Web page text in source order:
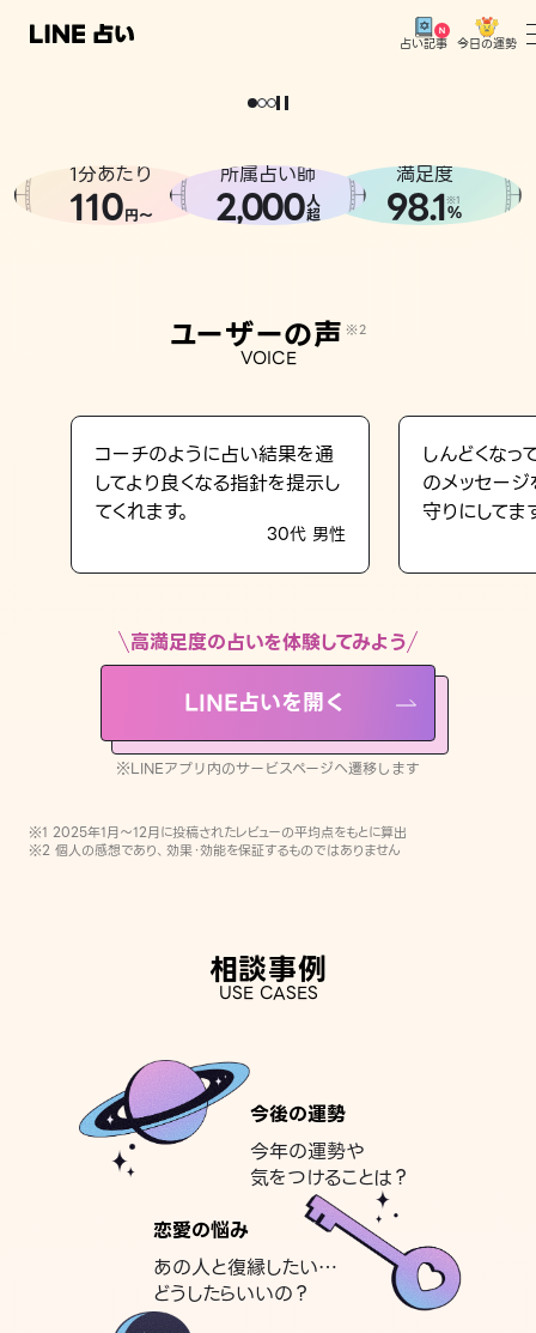
占い記事 今日の運勢
相談事例
LINE占いを開く
※LINEアプリ内のサービスページへ遷移します
どうせなら
。
1分あたり
110円〜
所属占い師
2,000人
超
満足度
98.1※1
%
ユーザーの声 ※2
VOICE
コーチのように占い結果を通
してより良くなる指針を提示し
てくれます。
30代 男性
しんどくなっ
のメッセー
守りにしてま
高満足度の占いを体験してみよう
LINE占いを開く
※LINEアプリ内のサービスページへ遷移します
※1 2025年1月〜12月に投稿されたレビューの平均点をもとに算出
※2 個人の感想であり、効果・効能を保証するものではありません
相談事例
USE CASES
今後の運勢
今年の運勢や
気をつけることは？
恋愛の悩み
あの人と復縁したい…
どうしたらいいの？